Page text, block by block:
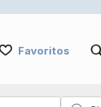
Favoritos